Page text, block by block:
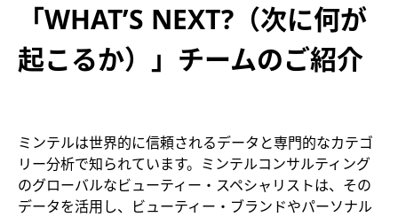
「WHAT’S NEXT?（次に何が
起こるか）」チームのご紹介
ミンテルは世界的に信頼されるデータと専門的なカテゴ
リー分析で知られています。ミンテルコンサルティング
のグローバルなビューティー・スペシャリストは、その
データを活用し、ビューティー・ブランドやパーソナル